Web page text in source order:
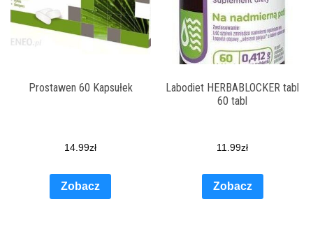
Prostawen 60 Kapsułek
14.99zł
Zobacz
Labodiet HERBABLOCKER tabl
60 tabl
11.99zł
Zobacz